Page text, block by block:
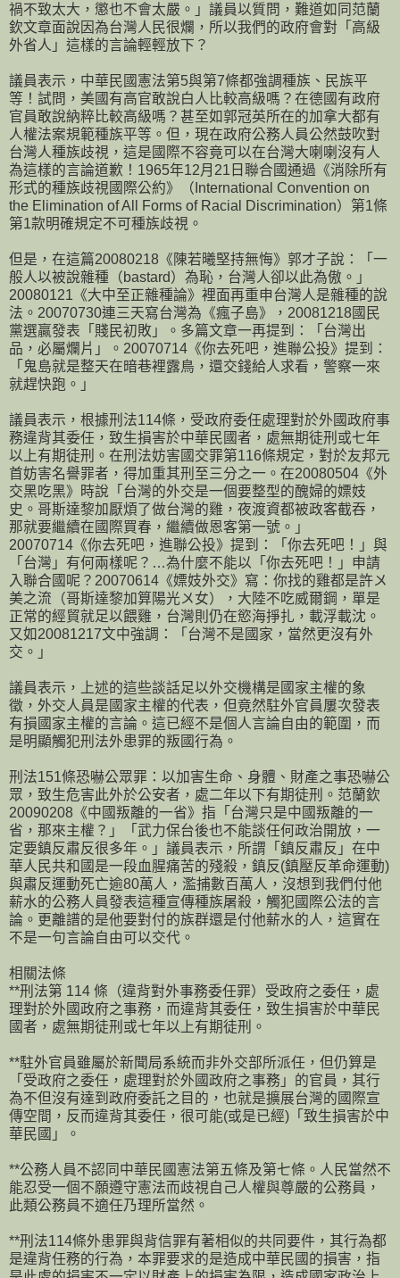
禍不致太大，懲也不會太嚴。」議員以質問，難道如同范蘭
欽文章面說因為台灣人民很爛，所以我們的政府會對「高級
外省人」這樣的言論輕輕放下？
議員表示，中華民國憲法第5與第7條都強調種族、民族平
等！試問，美國有高官敢說白人比較高級嗎？在德國有政府
官員敢說納粹比較高級嗎？甚至如郭冠英所在的加拿大都有
人權法案規範種族平等。但，現在政府公務人員公然鼓吹對
台灣人種族歧視，這是國際不容竟可以在台灣大喇喇沒有人
為這樣的言論道歉！1965年12月21日聯合國通過《消除所有
形式的種族歧視國際公約》（International Convention on
the Elimination of All Forms of Racial Discrimination）第1條
第1款明確規定不可種族歧視。
但是，在這篇20080218《陳若曦堅持無悔》郭才子說：「一
般人以被說雜種（bastard）為恥，台灣人卻以此為傲。」
20080121《大中至正雜種論》裡面再重申台灣人是雜種的說
法。20070730連三天寫台灣為《瘋子島》，20081218國民
黨選贏發表「賤民初敗」。多篇文章一再提到：「台灣出
品，必屬爛片」。20070714《你去死吧，進聯公投》提到：
「鬼島就是整天在暗巷裡露鳥，還交錢給人求看，警察一來
就趕快跑。」
議員表示，根據刑法114條，受政府委任處理對於外國政府事
務違背其委任，致生損害於中華民國者，處無期徒刑或七年
以上有期徒刑。在刑法妨害國交罪第116條規定，對於友邦元
首妨害名譽罪者，得加重其刑至三分之一。在20080504《外
交黑吃黑》時說「台灣的外交是一個要整型的醜婦的嫖妓
史。哥斯達黎加厭煩了做台灣的雞，夜渡資都被政客截吞，
那就要繼續在國際買春，繼續做恩客第一號。」
20070714《你去死吧，進聯公投》提到：「你去死吧！」與
「台灣」有何兩樣呢？…為什麼不能以「你去死吧！」申請
入聯合國呢？20070614《嫖妓外交》寫：你找的雞都是許〤
美之流（哥斯達黎加算陽光〤女），大陸不吃威爾鋼，單是
正常的經貿就足以餵雞，台灣則仍在慾海掙扎，載浮載沈。
又如20081217文中強調：「台灣不是國家，當然更沒有外
交。」
議員表示，上述的這些談話足以外交機構是國家主權的象
徵，外交人員是國家主權的代表，但竟然駐外官員屢次發表
有損國家主權的言論。這已經不是個人言論自由的範圍，而
是明顯觸犯刑法外患罪的叛國行為。
刑法151條恐嚇公眾罪：以加害生命、身體、財產之事恐嚇公
眾，致生危害此外於公安者，處二年以下有期徒刑。范蘭欽
20090208《中國叛離的一省》指「台灣只是中國叛離的一
省，那來主權？」「武力保台後也不能談任何政治開放，一
定要鎮反肅反很多年。」議員表示，所謂「鎮反肅反」在中
華人民共和國是一段血腥痛苦的殘殺，鎮反(鎮壓反革命運動)
與肅反運動死亡逾80萬人，濫捕數百萬人，沒想到我們付他
薪水的公務人員發表這種宣傳種族屠殺，觸犯國際公法的言
論。更離譜的是他要對付的族群還是付他薪水的人，這實在
不是一句言論自由可以交代。
相關法條
**刑法第 114 條（違背對外事務委任罪）受政府之委任，處
理對於外國政府之事務，而違背其委任，致生損害於中華民
國者，處無期徒刑或七年以上有期徒刑。
**駐外官員雖屬於新聞局系統而非外交部所派任，但仍算是
「受政府之委任，處理對於外國政府之事務」的官員，其行
為不但沒有達到政府委託之目的，也就是擴展台灣的國際宣
傳空間，反而違背其委任，很可能(或是已經)「致生損害於中
華民國」。
**公務人員不認同中華民國憲法第五條及第七條。人民當然不
能忍受一個不願遵守憲法而歧視自己人權與尊嚴的公務員，
此類公務員不適任乃理所當然。
**刑法114條外患罪與背信罪有著相似的共同要件，其行為都
是違背任務的行為，本罪要求的是造成中華民國的損害，指